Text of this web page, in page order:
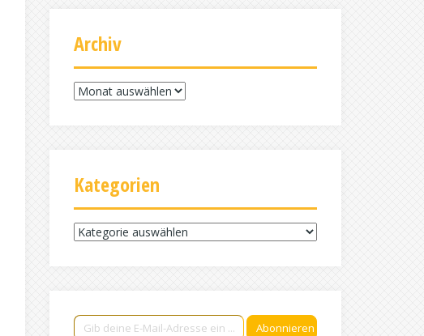
Archiv
Archiv
Kategorien
Kategorien
Gib deine E-Mail-Adresse ein ...
Abonnieren